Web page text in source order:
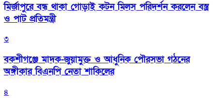
মির্জাপুরে বন্ধ থাকা গোড়াই কটন মিলস পরিদর্শন করলেন বস্ত্র
ও পাট প্রতিমন্ত্রী
৩
বকশীগঞ্জে মাদক-জুয়ামুক্ত ও আধুনিক পৌরসভা গঠনের
অঙ্গীকার বিএনপি নেতা শাকিলের
৪